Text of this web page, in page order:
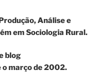
Análise e
em Sociologia Rural.
blog
o março de 2002.